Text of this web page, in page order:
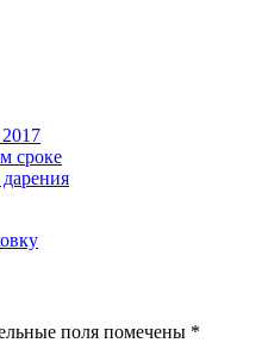
сроке
поля помечены *